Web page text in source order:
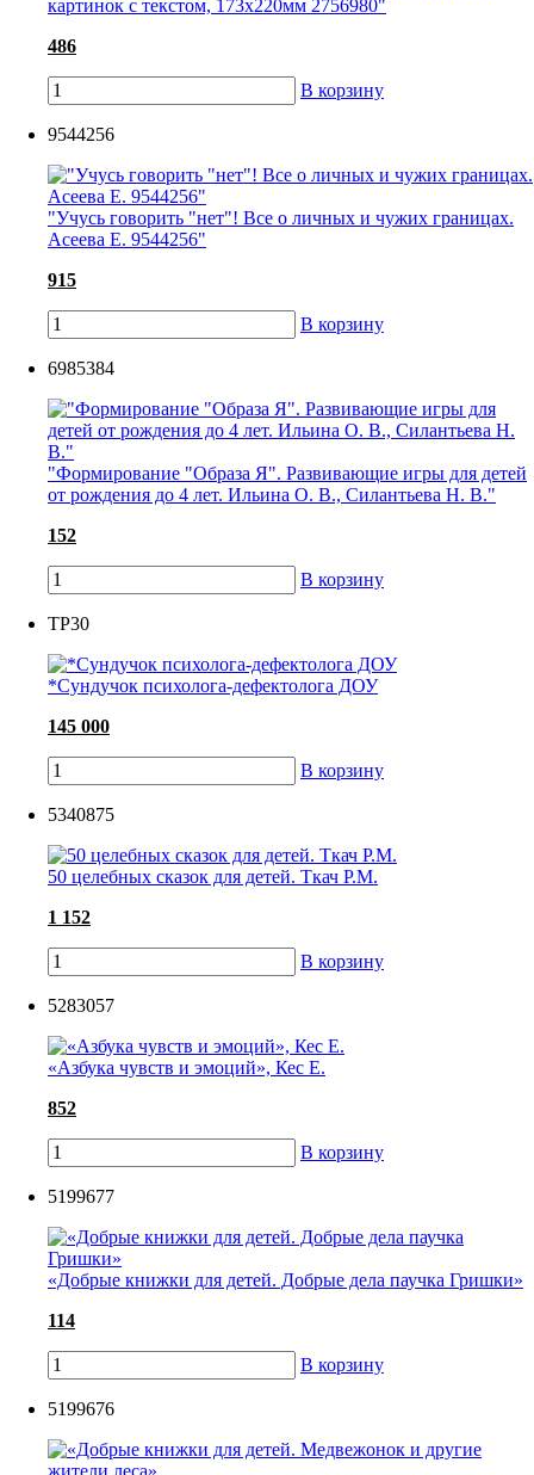
картинок с текстом, 173х220мм 2756980"
486
В корзину
9544256
"Учусь говорить "нет"! Все о личных и чужих границах.
Асеева Е. 9544256"
915
В корзину
6985384
"Формирование "Образа Я". Развивающие игры для детей
от рождения до 4 лет. Ильина О. В., Силантьева Н. В."
152
В корзину
ТР30
*Сундучок психолога-дефектолога ДОУ
145 000
В корзину
5340875
50 целебных сказок для детей. Ткач Р.М.
1 152
В корзину
5283057
«Азбука чувств и эмоций», Кес Е.
852
В корзину
5199677
«Добрые книжки для детей. Добрые дела паучка Гришки»
114
В корзину
5199676